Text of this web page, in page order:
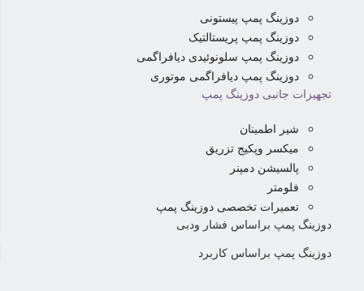
دوزینگ پمپ پیستونی
دوزینگ پمپ پریستالتیک
دوزینگ پمپ سلونوئیدی دیافراگمی
دوزینگ پمپ دیافراگمی موتوری
تجهیزات جانبی دوزینگ پمپ
شیر اطمینان
میکسر وپکیج تزریق
پالسیشن دمپنر
فلومتر
تعمیرات تخصصی دوزینگ پمپ
دوزینگ پمپ براساس فشار ودبی
دوزینگ پمپ براساس کاربرد